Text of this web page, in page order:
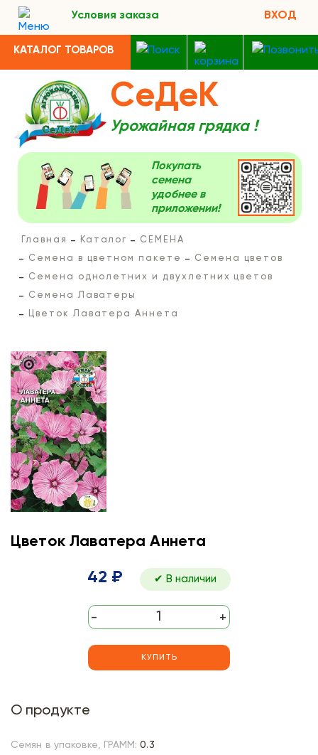
Условия заказа ВХОД
КАТАЛОГ ТОВАРОВ
СеДеК
Урожайная грядка !
Покупать
семена
удобнее в
приложении!
Главная Каталог
СЕМЕНА
Семена в цветном пакете
Семена цветов
Семена однолетних и двухлетних цветов
Семена Лаватеры
Цветок Лаватера Аннета
Цветок Лаватера Аннета
42 ₽ ✔ В наличии
- +
КУПИТЬ
О продукте
Семян в упаковке, ГРАММ: 0.3